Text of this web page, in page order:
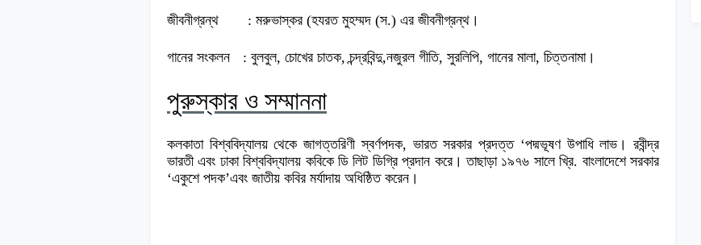
জীবনীগ্রন্থ : মরুভাস্কর (হযরত মুহম্মদ (স.) এর জীবনীগ্রন্থ।
গানের সংকলন : বুলবুল, চোখের চাতক, চন্দ্রবিন্দু,নজুরল গীতি, সুরলিপি, গানের মালা, চিত্তনামা।
পুরুস্কার ও সম্মাননা
কলকাতা বিশ্ববিদ্যালয় থেকে জাগত্তরিণী স্বর্ণপদক, ভারত সরকার প্রদত্ত ‘পদ্মভূষণ উপাধি লাভ। রবীন্দ্র
ভারতী এবং ঢাকা বিশ্ববিদ্যালয় কবিকে ডি লিট ডিগ্রি প্রদান করে। তাছাড়া ১৯৭৬ সালে খ্রি. বাংলাদেশে সরকার
‘একুশে পদক’এবং জাতীয় কবির মর্যাদায় অধিষ্ঠিত করেন।